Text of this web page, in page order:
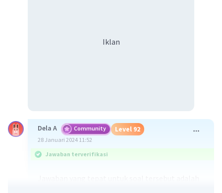
Iklan
Dela A Community Level 92
28 Januari 2024 11:52
Jawaban terverifikasi